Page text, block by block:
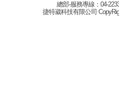
總部-服務專線：04-
捷特崴科技有限公司